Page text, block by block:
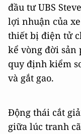
đầu tư UBS
lợi nhuận của
thiết bị điện tử
kể vòng đời sản
quy định kiểm
và gắt gao.
Động thái cắt
giữa lúc tranh